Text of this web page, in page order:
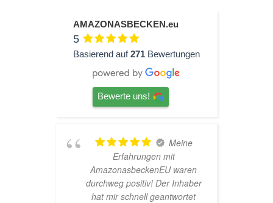
AMAZONASBECKEN.eu
5
Basierend auf271 Bewertungen
Bewerte uns!
TOP
Hardscape im Laden und
sehr nette Beratung! Ich bin
super Glücklich mit meinem
Beståbecken